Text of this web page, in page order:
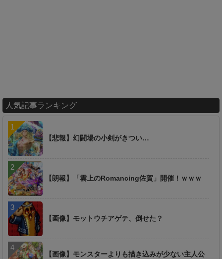
人気記事ランキング
【悲報】幻闘場の小剣がきつい…
【朗報】「雲上のRomancing佐賀」開催！ｗｗｗ
【画像】モットウチアゲテ、倒せた？
【画像】モンスターよりも描き込みが少ない主人公